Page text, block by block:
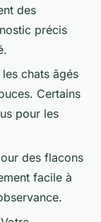
des
précis
chats âgés
Certains
pour les
des flacons
facile à